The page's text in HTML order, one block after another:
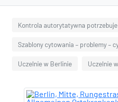
Kontrola autorytatywna
Szablony cytowania – problemy –
Uczelnie w Berlinie Uczelnie